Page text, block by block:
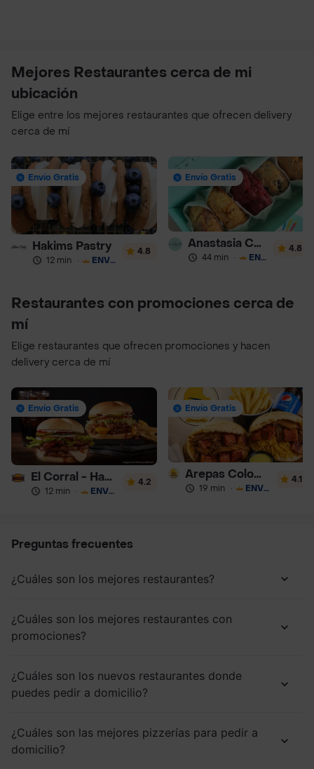
Mejores Restaurantes cerca de mi
ubicación
Elige entre los mejores restaurantes que ofrecen delivery
cerca de mí
Envío Gratis
Hakims Pastry
12 min · ENVÍO GRATIS
4.8
Envío Gratis
Anastasia Cookies
44 min · ENVÍO GRATIS
4.8
Restaurantes con promociones cerca de
mí
Elige restaurantes que ofrecen promociones y hacen
delivery cerca de mí
Envío Gratis
El Corral - Hamburguesa
12 min · ENVÍO GRATIS
4.2
Envío Gratis
Arepas Colombianas Premium
19 min · ENVÍO GRATIS
4.1
Preguntas frecuentes
¿Cuáles son los mejores restaurantes?
¿Cuáles son los mejores restaurantes con
promociones?
¿Cuáles son los nuevos restaurantes donde
puedes pedir a domicilio?
¿Cuáles son las mejores pizzerías para pedir a
domicilio?